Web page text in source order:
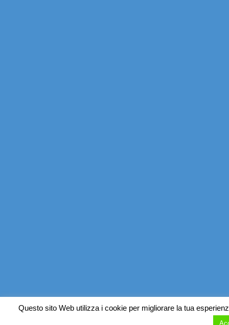
Questo sito Web utilizza i cookie per migliorare la tua